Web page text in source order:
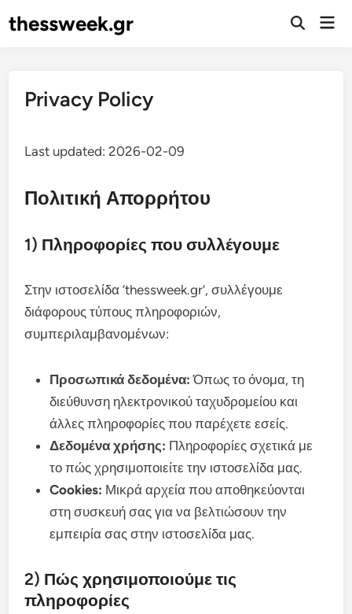
tothessweek.gr
Open
Privacy Policy
Last updated: 2026-02-09
Πολιτική Απορρήτου
1) Πληροφορίες που συλλέγουμε
Στην ιστοσελίδα ‘thessweek.gr’, συλλέγουμε
διάφορους τύπους πληροφοριών,
συμπεριλαμβανομένων:
Προσωπικά δεδομένα: Όπως το όνομα, τη
διεύθυνση ηλεκτρονικού ταχυδρομείου και
άλλες πληροφορίες που παρέχετε εσείς.
Δεδομένα χρήσης: Πληροφορίες σχετικά με
το πώς χρησιμοποιείτε την ιστοσελίδα μας.
Cookies: Μικρά αρχεία που αποθηκεύονται
στη συσκευή σας για να βελτιώσουν την
εμπειρία σας στην ιστοσελίδα μας.
2) Πώς χρησιμοποιούμε τις
πληροφορίες